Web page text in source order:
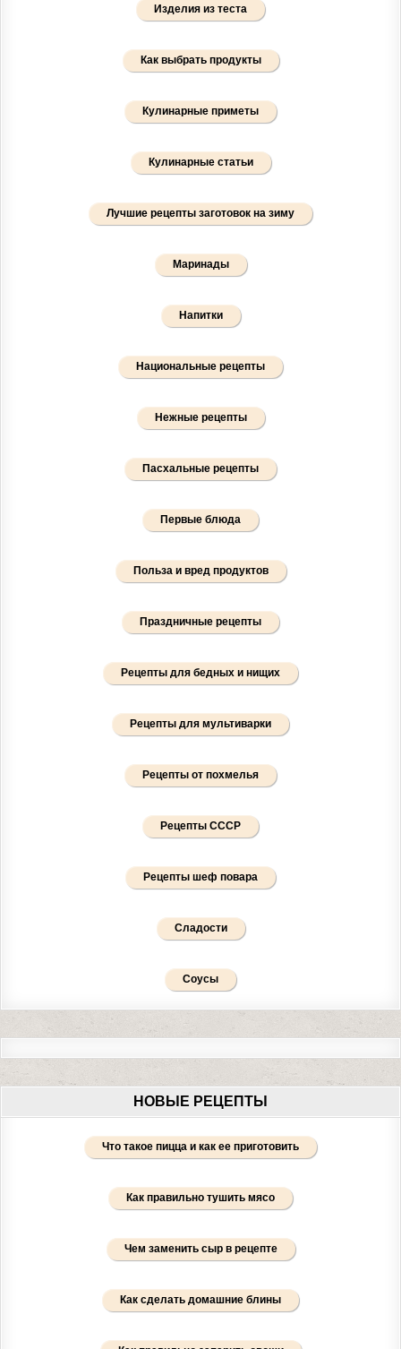
Изделия из теста
Как выбрать продукты
Кулинарные приметы
Кулинарные статьи
Лучшие рецепты заготовок на зиму
Маринады
Напитки
Национальные рецепты
Нежные рецепты
Пасхальные рецепты
Первые блюда
Польза и вред продуктов
Праздничные рецепты
Рецепты для бедных и нищих
Рецепты для мультиварки
Рецепты от похмелья
Рецепты СССР
Рецепты шеф повара
Сладости
Соусы
НОВЫЕ РЕЦЕПТЫ
Что такое пицца и как ее приготовить
Как правильно тушить мясо
Чем заменить сыр в рецепте
Как сделать домашние блины